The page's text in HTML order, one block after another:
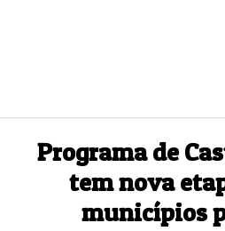
Programa de
tem nova
municípios